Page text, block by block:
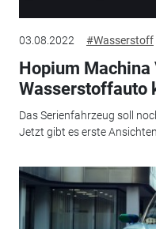
03.08.2022 #Wasserstoff
Hopium Machina
Wasserstoffauto
Das Serienfahrzeug soll
Jetzt gibt es erste